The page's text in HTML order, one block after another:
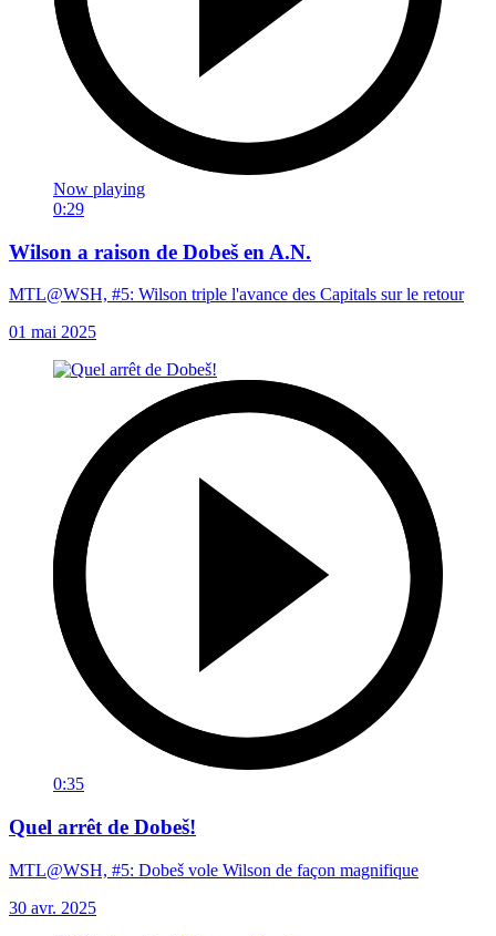
Now playing
0:29
Wilson a raison de Dobeš en A.N.
MTL@WSH, #5: Wilson triple l'avance des Capitals sur le retour
01 mai 2025
0:35
Quel arrêt de Dobeš!
MTL@WSH, #5: Dobeš vole Wilson de façon magnifique
30 avr. 2025